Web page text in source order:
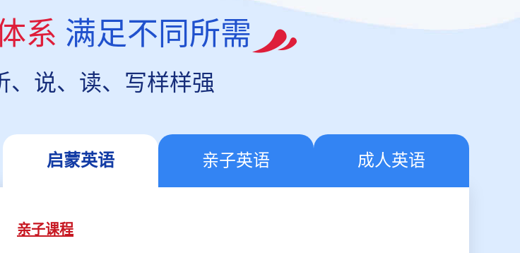
系 满足不同所需
、说、读、写样样强
启蒙英语 亲子英语 成人英语
亲子课程